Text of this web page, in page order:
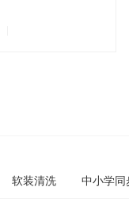
软装清洗 中小学同